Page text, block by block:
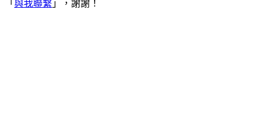
「 與我聯繫 」，謝謝！